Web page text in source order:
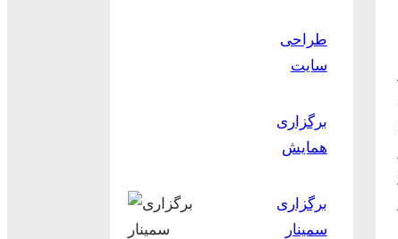
طراحی
سایت
برگزاری
همایش
برگزاری
سمینار